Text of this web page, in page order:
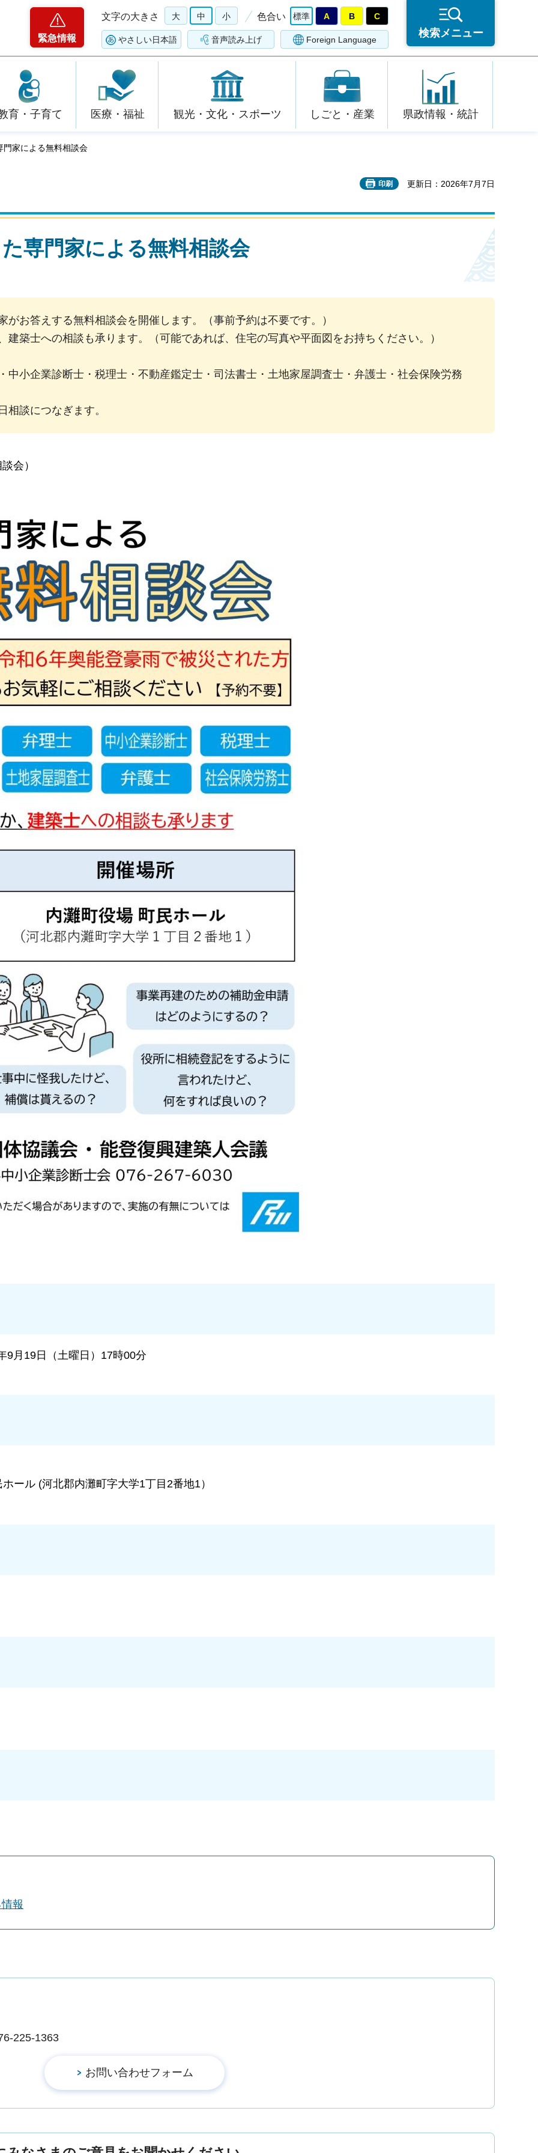
緊急情報
文字の大きさ 大 中 小 色合い 標準 A B C
やさしい日本語 音声読み上げ Foreign Language
検索メニュー
育・子育て 医療・福祉 観光・文化・スポーツ しごと・産業 県政情報・統計
家による無料相談会
印刷 更新日：2026年7月7日
専門家による無料相談会
お答えする無料相談会を開催します。（事前予約は不要です。）
築士への相談も承ります。（可能であれば、住宅の写真や平面図をお持ちください。）
中小企業診断士・税理士・不動産鑑定士・司法書士・土地家屋調査士・弁護士・社会保険労務
談につなぎます。
会）
9月19日（土曜日）17時00分
ール (河北郡内灘町字大学1丁目2番地1）
報
225-1363